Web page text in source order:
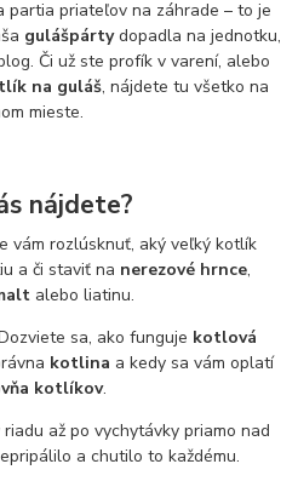
partia priateľov na záhrade – to je
gulášpártydopadla na jednotku,
Či už ste profík v varení, alebo
na guláš, nájdete tu všetko na
mieste.
nájdete?
vám rozlúsknuť, aký veľký kotlík
a či staviť na nerezové hrnce,
alebo liatinu.
sa, ako funguje kotlová
kotlina a kedy sa vám oplatí
kotlíkov.
až po vychytávky priamo nad
a chutilo to každému.